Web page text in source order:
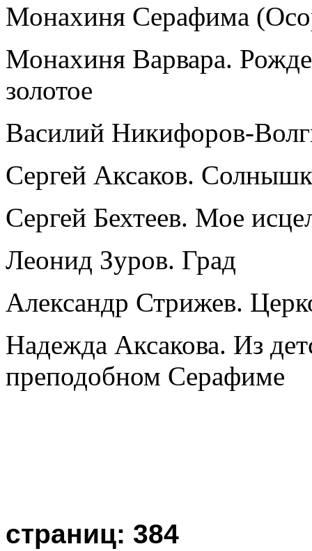
Монахиня Серафима
Монахиня Варвара.
золотое
Василий Никифоров-
Сергей Аксаков.
Сергей Бехтеев. Мое
Леонид Зуров. Град
Александр Стрижев.
Надежда Аксакова. Из
преподобном Серафиме
страниц: 384